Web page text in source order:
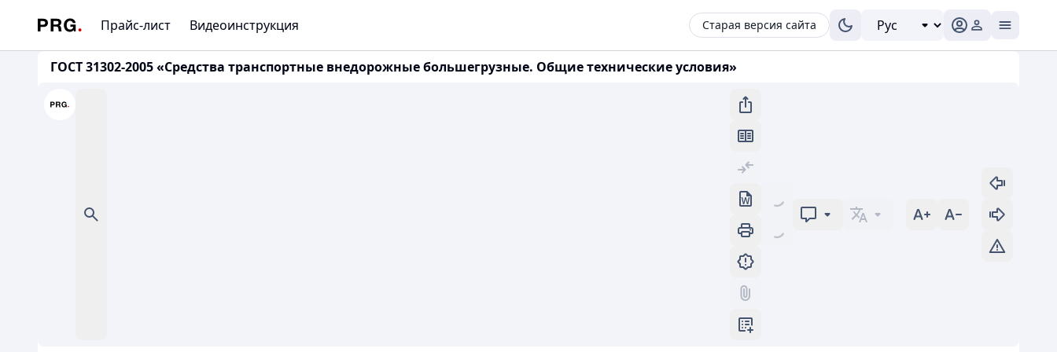
Прайс-лист Видеоинструкция Старая версия сайта
ГОСТ 31302-2005 «Средства транспортные внедорожные большегрузные. Общие технические условия»